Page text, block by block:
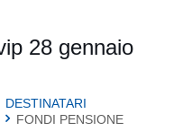
28 gennaio
DESTINATARI
FONDI PENSIONE